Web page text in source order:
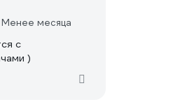
Менее месяца
с
)